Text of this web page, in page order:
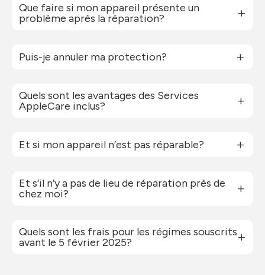
Que faire si mon appareil présente un
problème après la réparation?
Puis-je annuler ma protection?
Quels sont les avantages des Services
AppleCare inclus?
Et si mon appareil n’est pas réparable?
Et s’il n’y a pas de lieu de réparation près de
chez moi?
Quels sont les frais pour les régimes souscrits
avant le 5 février 2025?